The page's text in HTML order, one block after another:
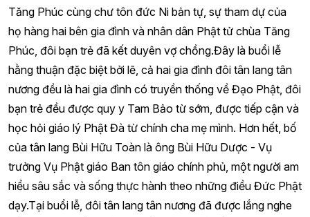
Tăng Phúc cùng chư tôn đức Ni bản tự, sự tham dự của
họ hàng hai bên gia đình và nhân dân Phật tử chùa Tăng
Phúc, đôi bạn trẻ đã kết duyên vợ chồng.Đây là buổi lễ
hằng thuận đặc biệt bởi lẽ, cả hai gia đình đôi tân lang tân
nương đều là hai gia đình có truyền thống về Đạo Phật, đôi
bạn trẻ đều được quy y Tam Bảo từ sớm, được tiếp cận và
học hỏi giáo lý Phật Đà từ chính cha mẹ mình. Hơn hết, bố
của tân lang Bùi Hữu Toàn là ông Bùi Hữu Dược - Vụ
trưởng Vụ Phật giáo Ban tôn giáo chính phủ, một người am
hiểu sâu sắc và sống thực hành theo những điều Đức Phật
dạy.Tại buổi lễ, đôi tân lang tân nương đã được lắng nghe